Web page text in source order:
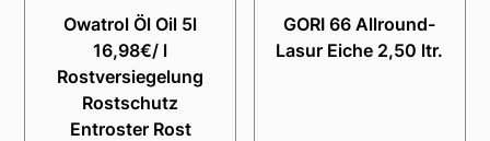
Owatrol Öl Oil 5l
16,98€/ l
Rostversiegelung
Rostschutz
Entroster Rost
GORI 66 Allround-
Lasur Eiche 2,50 ltr.